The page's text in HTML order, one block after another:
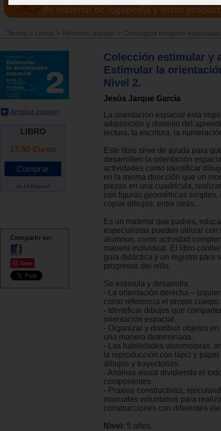
Tienda > Libros > Refuerzo escolar > Conceptos temporo-espaciales
Ampliar imagen
LIBRO
17.50 Euros
19.43 Dólares*
Compartir en:
Save
Colección estimular y
Estimular la
Nivel 2.
Jesús Jarque García
La orientación espacial está
adquisición y dominio del
lectura, la escritura, la
Este libro sirve de ayuda para
desarrollen la orientación
actividades como identificar
en la misma dirección que un
piezas en una cuadrícula,
con figuras geométricas simples,
copiar dibujos, entre otras.
Es un material que padres,
especialistas pueden utilizar con
alumnos, como actividad
manera individual. El libro
guía didáctica y un registro para
progresos del niño.
Se estimula y desarrolla
- La orientación derecha –
como referencia el propio cuerpo.
- Identificar dibujos que
orientación espacial.
- Organizar y distribuir objetos
una manera determinada.
- Las habilidades visiomotoras,
la reproducción con lápiz y
dibujos y trayectorias.
- Análisis visual dividiendo el
componentes.
- Praxias constructivas,
manuales voluntarios para
construcciones con diferentes
Nivel: 5 años.